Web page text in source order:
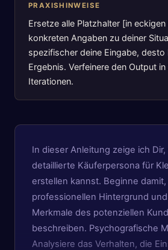
PRAXISHINWEISE
Ersetze alle Platzhalter [in
konkreten Angaben zu deiner
spezifischer deine Eingabe, desto
Ergebnis. Verfeinere den Output
Iterationen.
In dieser Anleitung zeige ich
detaillierte Käuferpersona für
erstellen kannst. Beginne damit,
professionellen Hintergrund
Merkmale des potenziellen
beschreiben. Psychografische
Analysiere das Verhalten, die